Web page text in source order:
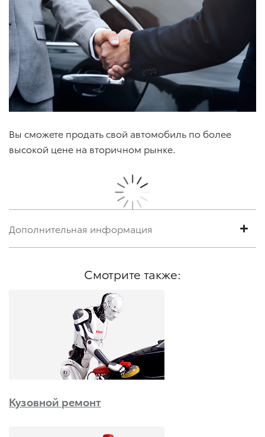
Вы сможете продать свой автомобиль по более
высокой цене на вторичном рынке.
Дополнительная информация
Смотрите также:
Кузовной ремонт